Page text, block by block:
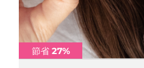
節省 27%
節省 27%